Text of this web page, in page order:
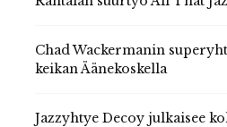
Chad Wackermanin
keikan Äänekoskella
Jazzyhtye Decoy julkaisee